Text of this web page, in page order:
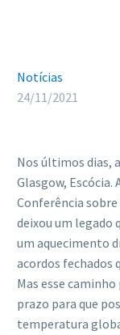
Notícias
24/11/2021
Nos últimos dias,
Glasgow, Escócia.
Conferência sobre
deixou um legado
um aquecimento
acordos fechados
Mas esse
prazo para que
temperatura